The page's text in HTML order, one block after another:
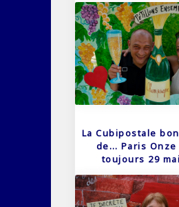
La Cubipostale
de… Paris Onze
toujours 29